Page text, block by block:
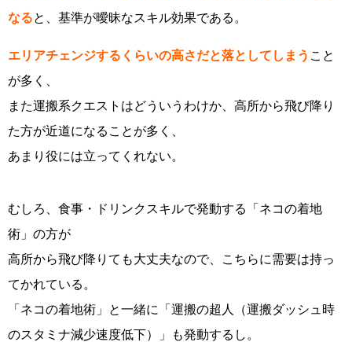
なると、基準が曖昧なスキル効果である。
エリアチェンジするくらいの高さだと落としてしまう こと
が多く、
また運搬系クエストはどういうわけか、高所から飛び降り
た方が近道になることが多く、
あまり役には立ってくれない。
むしろ、食事・ドリンクスキルで発動する「ネコの着地
術」の方が
高所から飛び降りても大丈夫なので、こちらに需要は持っ
てかれている。
「ネコの着地術」と一緒に「運搬の超人（運搬ダッシュ時
のスタミナ減少速度低下）」も発動するし。